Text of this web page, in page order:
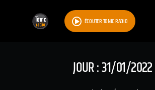
ÉCOUTER TONIC RADIO
JOUR : 31/01/2022